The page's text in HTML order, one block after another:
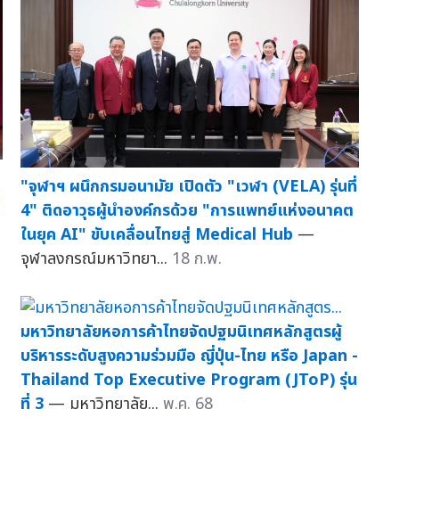
"จุฬาฯ ผนึกกรมอนามัย เปิดตัว "เวฬา (VELA) รุ่นที่
4" ติดอาวุธผู้นำองค์กรด้วย "การแพทย์แห่งอนาคต
ในยุค AI" ขับเคลื่อนไทยสู่ Medical Hub —
จุฬาลงกรณ์มหาวิทยา... 18 ก.พ.
มหาวิทยาลัยหอการค้าไทยจัดปฐมนิเทศหลักสูตรผู้
บริหารระดับสูงความร่วมมือ ญี่ปุ่น-ไทย หรือ Japan -
Thailand Top Executive Program (JToP) รุ่น
ที่ 3 — มหาวิทยาลัย... พ.ค. 68